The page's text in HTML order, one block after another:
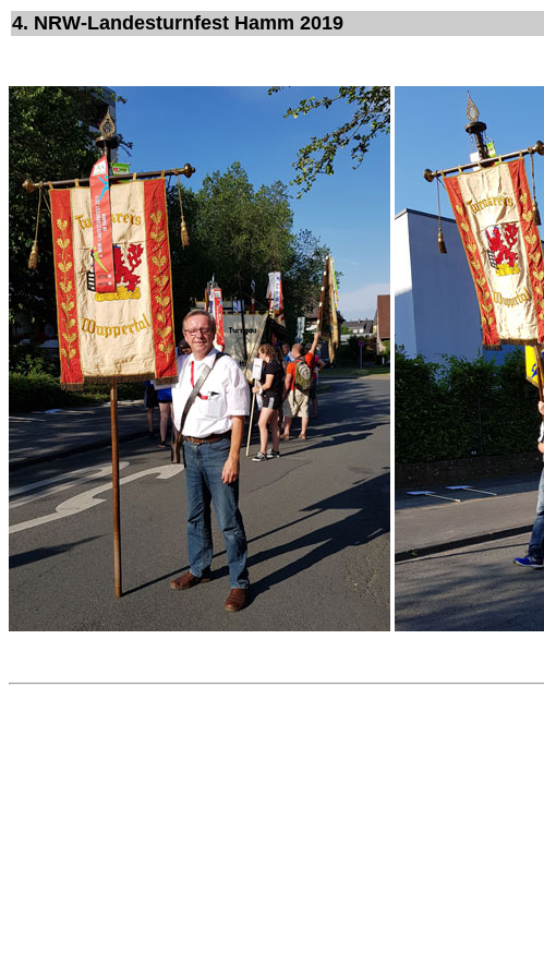
4. NRW-Landesturnfest Hamm 2019